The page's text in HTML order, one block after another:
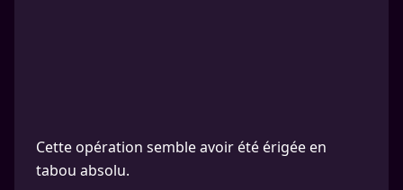
Cette opération semble avoir été érigée en
tabou absolu.